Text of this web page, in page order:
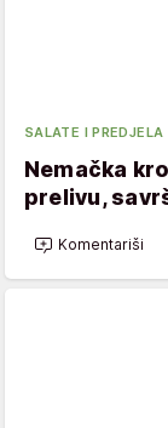
SALATE I PREDJELA
Nemačka
prelivu,
Komentariši